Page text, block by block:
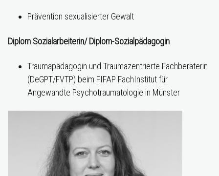
Prävention sexualisierter Gewalt
Diplom Sozialarbeiterin/ Diplom-Sozialpädagogin
Traumapädagogin und Traumazentrierte Fachberaterin
(DeGPT/FVTP) beim FIFAP FachInstitut für
Angewandte Psychotraumatologie in Münster